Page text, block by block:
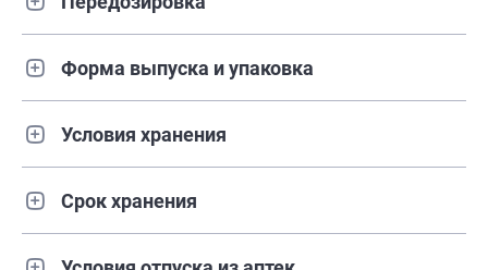
Форма выпуска и упаковка
Условия хранения
Срок хранения